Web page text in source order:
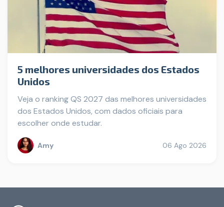
5 melhores universidades dos Estados
Unidos
Veja o ranking QS 2027 das melhores universidades
dos Estados Unidos, com dados oficiais para
escolher onde estudar.
Amy 06 Ago 2026